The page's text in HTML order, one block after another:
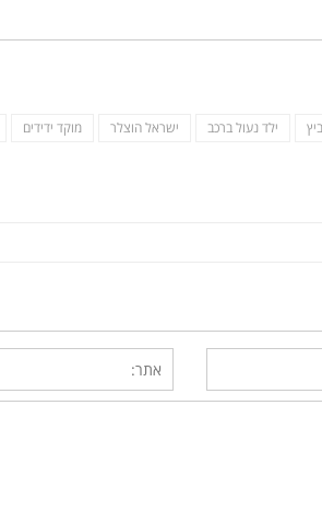
ילד נעול ברכב ישראל הוצלר מוקד ידידים